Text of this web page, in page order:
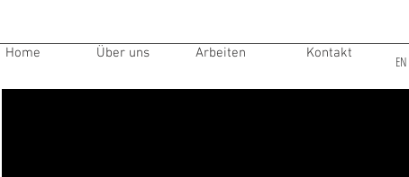
Home Über uns Arbeiten Kontakt EN